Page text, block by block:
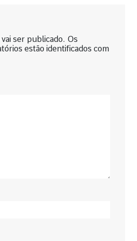
ser publicado. Os
estão identificados com